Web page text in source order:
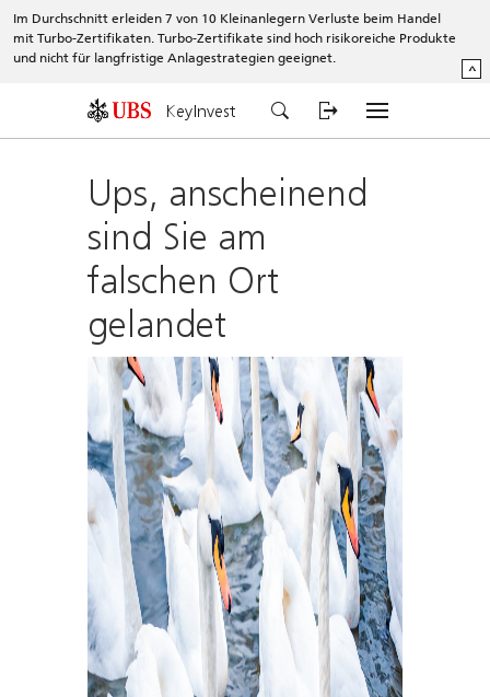
Im Durchschnitt erleiden 7 von 10 Kleinanlegern Verluste beim Handel
mit Turbo-Zertifikaten. Turbo-Zertifikate sind hoch risikoreiche Produkte
und nicht für langfristige Anlagestrategien geeignet.
^
KeyInvest
Ups, anscheinend
sind Sie am
falschen Ort
gelandet